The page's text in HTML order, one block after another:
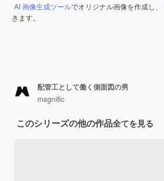
AI 画像生成ツールでオリジナル画像を作成し、
きます。
配管工として働く側面図の男
magnific
このシリーズの他の作品全てを見る